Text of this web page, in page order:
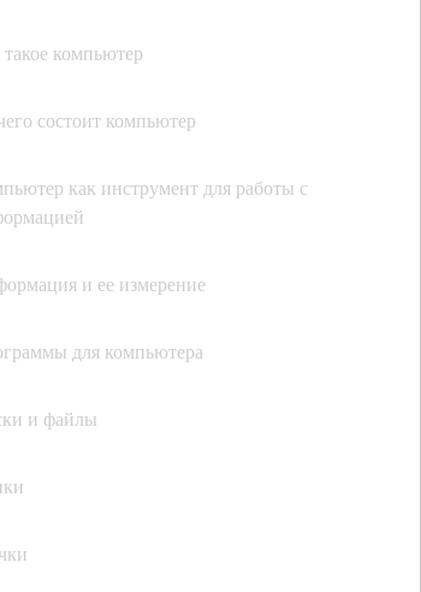
компьютер
состоит компьютер
как инструмент для работы с
и ее измерение
для компьютера
и файлы